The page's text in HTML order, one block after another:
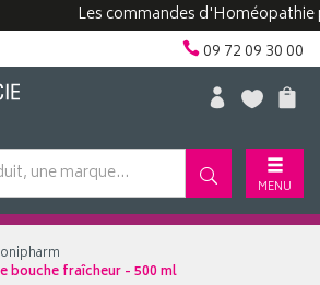
Les commandes d'Homéopathie
09 72 09 30 00
MENU
bouche fraîcheur - 500 ml